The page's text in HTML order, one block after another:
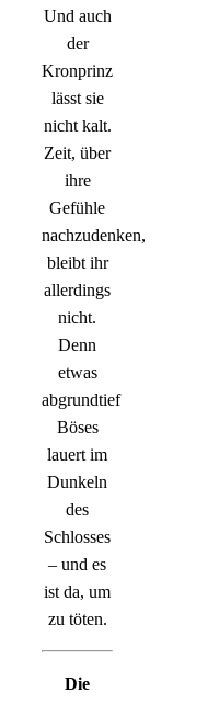
Und auch
der
Kronprinz
lässt sie
nicht kalt.
Zeit, über
ihre
Gefühle
nachzudenken,
bleibt ihr
allerdings
nicht.
Denn
etwas
abgrundtief
Böses
lauert im
Dunkeln
des
Schlosses
– und es
ist da, um
zu töten.
Die